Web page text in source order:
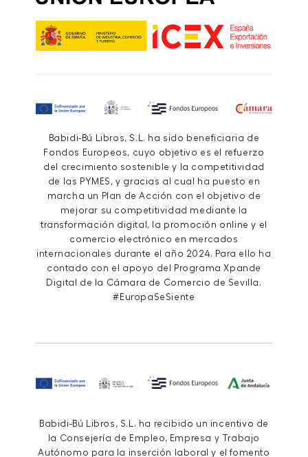
Babidi-Bú Libros, S.L. ha sido beneficiaria de
Fondos Europeos, cuyo objetivo es el refuerzo
del crecimiento sostenible y la competitividad
de las PYMES, y gracias al cual ha puesto en
marcha un Plan de Acción con el objetivo de
mejorar su competitividad mediante la
transformación digital, la promoción online y el
comercio electrónico en mercados
internacionales durante el año 2024. Para ello ha
contado con el apoyo del Programa Xpande
Digital de la Cámara de Comercio de Sevilla.
#EuropaSeSiente
Babidi-Bú Libros, S.L. ha recibido un incentivo de
la Consejería de Empleo, Empresa y Trabajo
Autónomo para la inserción laboral y el fomento